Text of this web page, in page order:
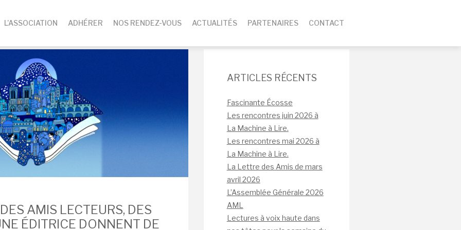
L’ASSOCIATION ADHÉRER NOS RENDEZ-VOUS ACTUALITÉS PARTENAIRES CONTACT
AMIS LECTEURS, DES
ÉDITRICE DONNENT DE
ARTICLES RÉCENTS
Fascinante Écosse
Les rencontres juin 2026 à
La Machine à Lire.
Les rencontres mai 2026 à
La Machine à Lire.
La Lettre des Amis de mars
avril 2026
L’Assemblée Générale 2026
AML
Lectures à voix haute dans